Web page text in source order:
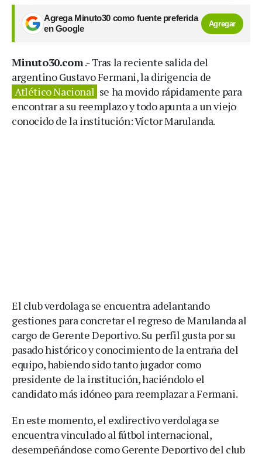
Agrega Minuto30 como fuente preferida
en Google
Agregar
Minuto30.com.- Tras la reciente salida del
argentino Gustavo Fermani, la dirigencia de
Atlético Nacional se ha movido rápidamente para
encontrar a su reemplazo y todo apunta a un viejo
conocido de la institución: Víctor Marulanda.
El club verdolaga se encuentra adelantando
gestiones para concretar el regreso de Marulanda al
cargo de Gerente Deportivo. Su perfil gusta por su
pasado histórico y conocimiento de la entraña del
equipo, habiendo sido tanto jugador como
presidente de la institución, haciéndolo el
candidato más idóneo para reemplazar a Fermani.
En este momento, el exdirectivo verdolaga se
encuentra vinculado al fútbol internacional,
desempeñándose como Gerente Deportivo del club